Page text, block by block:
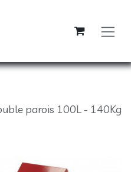
parois 100L - 140Kg